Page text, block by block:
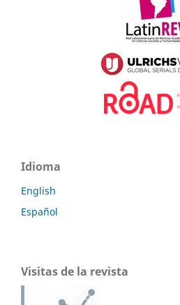
Idioma
English
Español
Visitas de la revista